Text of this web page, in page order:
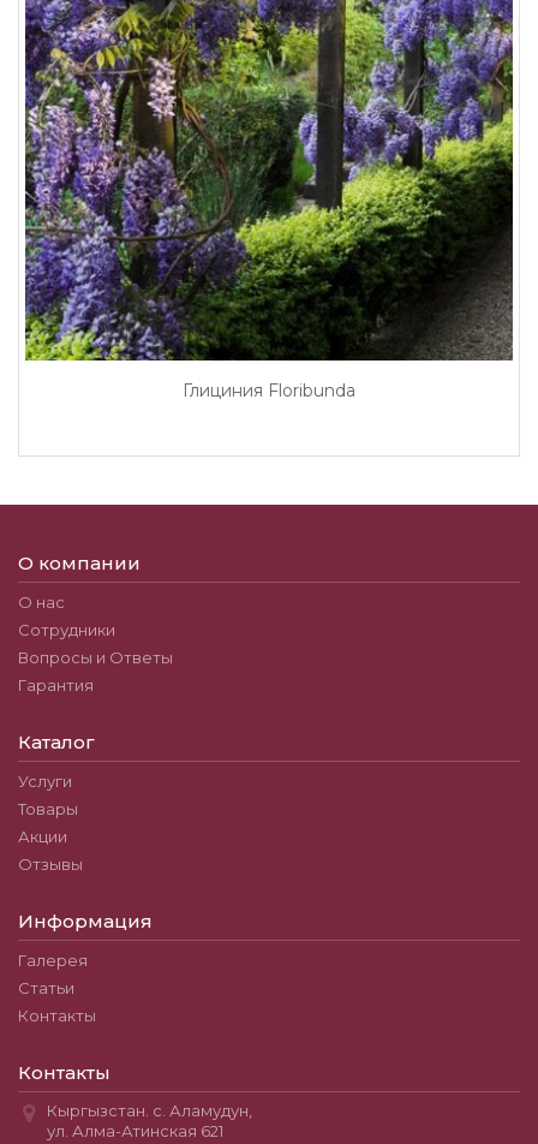
Глициния Floribunda
О компании
О нас
Сотрудники
Вопросы и Ответы
Гарантия
Каталог
Услуги
Товары
Акции
Отзывы
Информация
Галерея
Статьи
Контакты
Контакты
Кыргызстан. с. Аламудун,
ул. Алма-Атинская 621